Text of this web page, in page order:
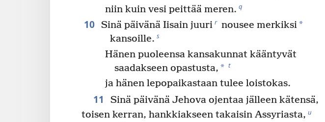
niin kuin vesi peittää meren. q
10 Sinä päivänä Iisain juuri r nousee merkiksi*
kansoille. s
Hänen puoleensa kansakunnat kääntyvät
saadakseen opastusta, * t
ja hänen lepopaikastaan tulee loistokas.
11
Sinä päivänä Jehova ojentaa jälleen kätensä,
toisen kerran, hankkiakseen takaisin Assyriasta, u